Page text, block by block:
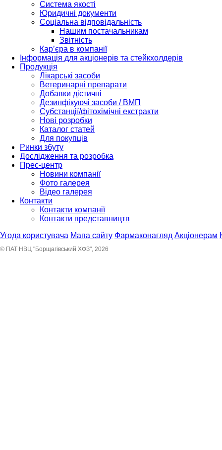
Система якості
Юридичні документи
Соціальна відповідальність
Нашим постачальникам
Звітність
Кар’єра в компанії
Інформація для акціонерів та стейкхолдерів
Продукція
Лікарські засоби
Ветеринарні препарати
Добавки дієтичні
Дезинфікуючі засоби / ВМП
Субстанції/фітохімічні екстракти
Нові розробки
Каталог статей
Для покупців
Ринки збуту
Дослідження та розробка
Прес-центр
Новини компанії
Фото галерея
Відео галерея
Контакти
Контакти компанії
Контакти представництв
Угода користувача Мапа сайту Фармаконагляд Акціонерам
© ПАТ НВЦ "Борщагівський ХФЗ", 2026